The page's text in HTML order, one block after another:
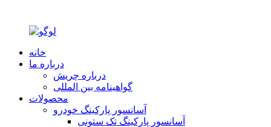
خانه
درباره ما
درباره چریش
گواهینامه بین المللی
محصولات
آسانسور پارکینگ خودرو
آسانسور پارکینگ تک ستونی